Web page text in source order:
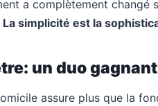
a complètement changé
La simplicité est la
un duo gagnant
assure plus que la